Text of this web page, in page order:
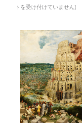
トを受け付けていません)